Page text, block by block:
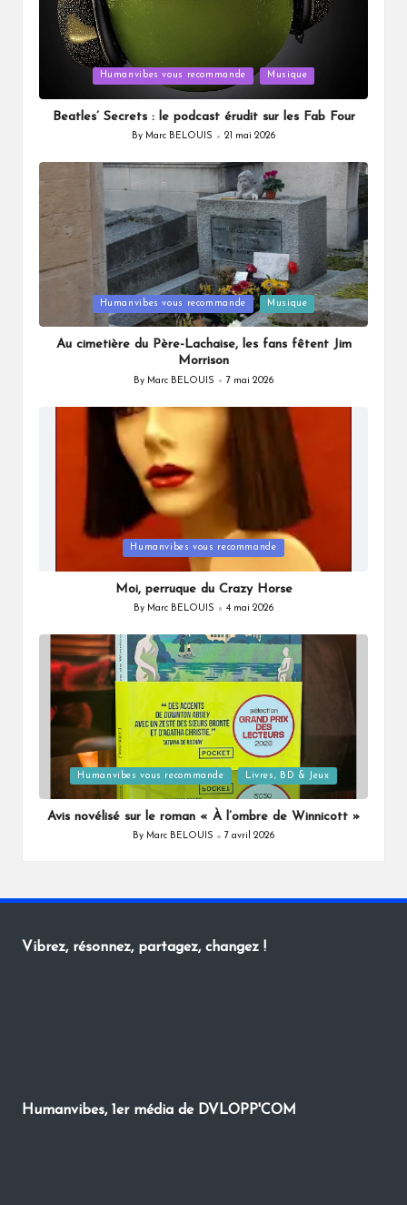
Humanvibes vous recommande Musique
Beatles’ Secrets : le podcast érudit sur les Fab Four
Posted
By Marc BELOUIS 21 mai 2026
Humanvibes vous recommande Musique
Au cimetière du Père-Lachaise, les fans fêtent Jim
Morrison
Posted
By Marc BELOUIS 7 mai 2026
Humanvibes vous recommande
Moi, perruque du Crazy Horse
Posted
By Marc BELOUIS 4 mai 2026
Posted
in
Humanvibes vous recommande Livres, BD & Jeux
Avis novélisé sur le roman « À l’ombre de Winnicott »
Posted
By Marc BELOUIS 7 avril 2026
Vibrez, résonnez, partagez, changez !
Humanvibes, 1er média de DVLOPP'COM